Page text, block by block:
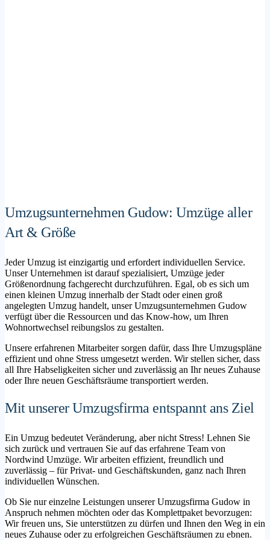
Umzugsunternehmen Gudow: Umzüge aller
Art & Größe
Jeder Umzug ist einzigartig und erfordert individuellen Service.
Unser Unternehmen ist darauf spezialisiert, Umzüge jeder
Größenordnung fachgerecht durchzuführen. Egal, ob es sich um
einen kleinen Umzug innerhalb der Stadt oder einen groß
angelegten Umzug handelt, unser Umzugsunternehmen Gudow
verfügt über die Ressourcen und das Know-how, um Ihren
Wohnortwechsel reibungslos zu gestalten.
Unsere erfahrenen Mitarbeiter sorgen dafür, dass Ihre Umzugspläne
effizient und ohne Stress umgesetzt werden. Wir stellen sicher, dass
all Ihre Habseligkeiten sicher und zuverlässig an Ihr neues Zuhause
oder Ihre neuen Geschäftsräume transportiert werden.
Mit unserer Umzugsfirma entspannt ans Ziel
Ein Umzug bedeutet Veränderung, aber nicht Stress! Lehnen Sie
sich zurück und vertrauen Sie auf das erfahrene Team von
Nordwind Umzüge. Wir arbeiten effizient, freundlich und
zuverlässig – für Privat- und Geschäftskunden, ganz nach Ihren
individuellen Wünschen.
Ob Sie nur einzelne Leistungen unserer Umzugsfirma Gudow in
Anspruch nehmen möchten oder das Komplettpaket bevorzugen:
Wir freuen uns, Sie unterstützen zu dürfen und Ihnen den Weg in ein
neues Zuhause oder zu erfolgreichen Geschäftsräumen zu ebnen.